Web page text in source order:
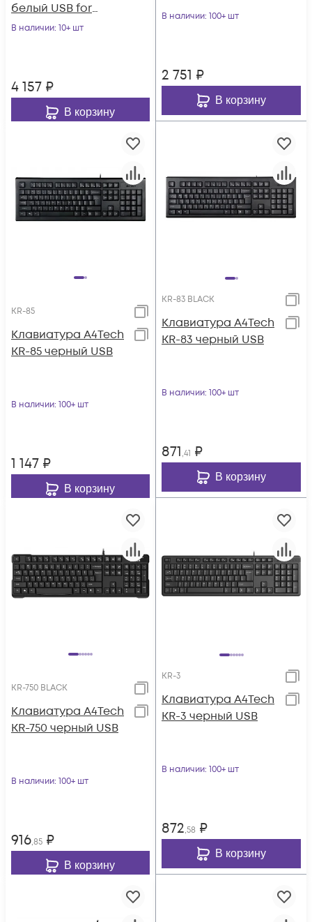
белый USB for
gamer LED (S510N
В наличии: 10+ шт
4 157 ₽
В корзину
В наличии: 100+ шт
2 751 ₽
В корзину
KR-85
Клавиатура A4Tech
KR-85 черный USB
В наличии: 100+ шт
1 147 ₽
В корзину
KR-83 BLACK
Клавиатура A4Tech
KR-83 черный USB
В наличии: 100+ шт
871,41 ₽
В корзину
KR-750 BLACK
Клавиатура A4Tech
KR-750 черный USB
В наличии: 100+ шт
916,85 ₽
В корзину
KR-3
Клавиатура A4Tech
KR-3 черный USB
В наличии: 100+ шт
872,58 ₽
В корзину